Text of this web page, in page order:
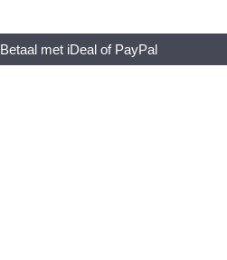
Betaal met iDeal of PayPal